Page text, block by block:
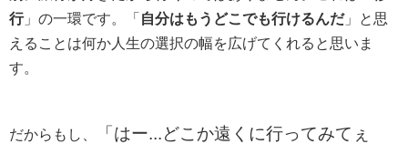
行」の一環です。「 自分はもうどこでも行けるんだ」と思
えることは何か人生の選択の幅を広げてくれると思いま
す。
だからもし、
「はー...どこか遠くに行ってみてぇ